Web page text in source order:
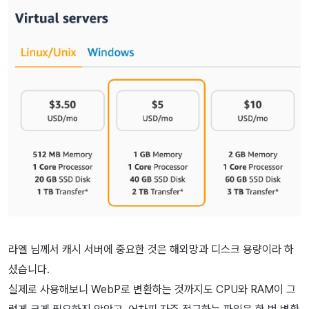
라엘 님께서 캐시 서버에 중요한 것은 해외망과 디스크 용량이라 하
셨습니다.
실제로 사용해보니 WebP로 변환하는 것까지도 CPU와 RAM이 그